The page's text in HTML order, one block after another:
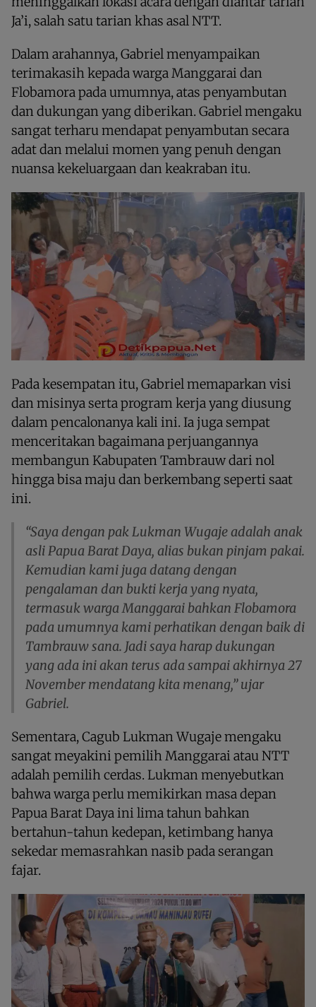
Ja’i, salah satu tarian khas asal NTT.
Dalam arahannya, Gabriel menyampaikan
terimakasih kepada warga Manggarai dan
Flobamora pada umumnya, atas penyambutan
dan dukungan yang diberikan. Gabriel mengaku
sangat terharu mendapat penyambutan secara
adat dan melalui momen yang penuh dengan
nuansa kekeluargaan dan keakraban itu.
Pada kesempatan itu, Gabriel memaparkan visi
dan misinya serta program kerja yang diusung
dalam pencalonanya kali ini. Ia juga sempat
menceritakan bagaimana perjuangannya
membangun Kabupaten Tambrauw dari nol
hingga bisa maju dan berkembang seperti saat
ini.
“Saya dengan pak Lukman Wugaje adalah anak
asli Papua Barat Daya, alias bukan pinjam pakai.
Kemudian kami juga datang dengan
pengalaman dan bukti kerja yang nyata,
termasuk warga Manggarai bahkan Flobamora
pada umumnya kami perhatikan dengan baik di
Tambrauw sana. Jadi saya harap dukungan
yang ada ini akan terus ada sampai akhirnya 27
November mendatang kita menang,” ujar
Gabriel.
Sementara, Cagub Lukman Wugaje mengaku
sangat meyakini pemilih Manggarai atau NTT
adalah pemilih cerdas. Lukman menyebutkan
bahwa warga perlu memikirkan masa depan
Papua Barat Daya ini lima tahun bahkan
bertahun-tahun kedepan, ketimbang hanya
sekedar memasrahkan nasib pada serangan
fajar.